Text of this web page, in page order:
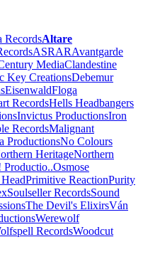
RecordsAltare
ASRARAvantgarde
MediaClandestine
Key CreationsDebemur
EisenwaldFloga
RecordsHells Headbangers
Invictus ProductionsIron
RecordsMalignant
ProductionsNo Colours
HeritageNorthern
Osmose
Primitive ReactionPurity
Soulseller RecordsSound
The Devil's ElixirsVán
Werewolf
RecordsWoodcut